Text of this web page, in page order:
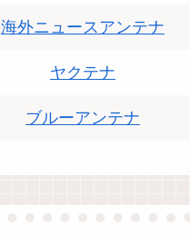
海外ニュースアンテナ
ヤクテナ
ブルーアンテナ